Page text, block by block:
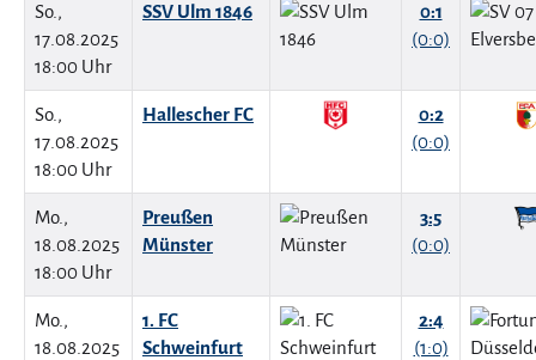
So.,
17.08.2025
18:00 Uhr
SSV Ulm 1846
0:1
(0:0)
So.,
17.08.2025
18:00 Uhr
Hallescher FC
0:2
(0:0)
Mo.,
18.08.2025
18:00 Uhr
Preußen
Münster
3:5
(0:0)
Mo.,
18.08.2025
1. FC
Schweinfurt
2:4
(1:0)